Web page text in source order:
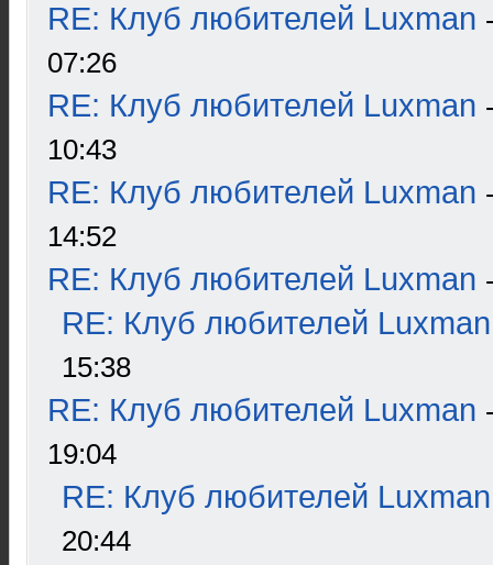
RE: Клуб любителей Luxman
07:26
RE: Клуб любителей Luxman
10:43
RE: Клуб любителей Luxman
14:52
RE: Клуб любителей Luxman
RE: Клуб любителей Luxman
15:38
RE: Клуб любителей Luxman
19:04
RE: Клуб любителей Luxman
20:44